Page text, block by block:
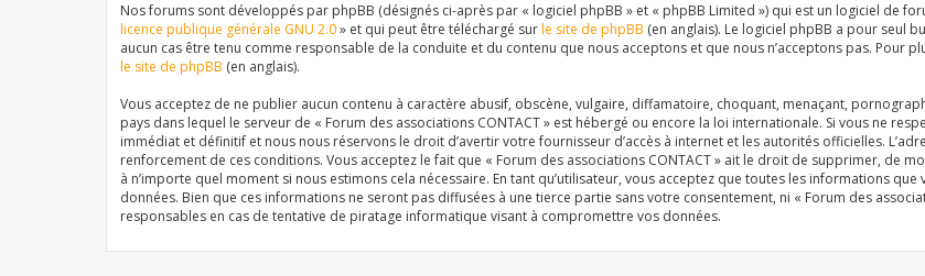
Nos forums sont développés par phpBB (désignés ci-après par « logiciel phpBB » et « phpBB Limited ») qui est un logiciel de
licence publique générale GNU 2.0» et qui peut être téléchargé surle site de phpBB (en anglais). Le logiciel phpBB a pour seul
aucun cas être tenu comme responsable de la conduite et du contenu que nous acceptons et que nous n’acceptons pas. Pour
le site de phpBB (en anglais).
Vous acceptez de ne publier aucun contenu à caractère abusif, obscène, vulgaire, diffamatoire, choquant, menaçant,
pays dans lequel le serveur de « Forum des associations CONTACT » est hébergé ou encore la loi internationale. Si vous ne
immédiat et définitif et nous nous réservons le droit d’avertir votre fournisseur d’accès à internet et les autorités officielles.
renforcement de ces conditions. Vous acceptez le fait que « Forum des associations CONTACT » ait le droit de supprimer, de
à n’importe quel moment si nous estimons cela nécessaire. En tant qu’utilisateur, vous acceptez que toutes les informations
données. Bien que ces informations ne seront pas diffusées à une tierce partie sans votre consentement, ni « Forum des
responsables en cas de tentative de piratage informatique visant à compromettre vos données.